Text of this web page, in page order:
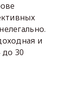
и
до 30